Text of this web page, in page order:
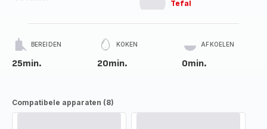
Tefal
BEREIDEN
25min.
KOKEN
20min.
AFKOELEN
0min.
Compatibele apparaten (8)